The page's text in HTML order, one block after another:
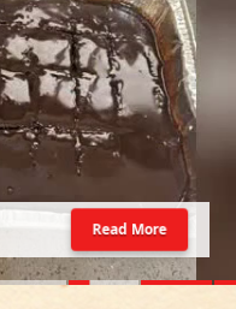
Read More